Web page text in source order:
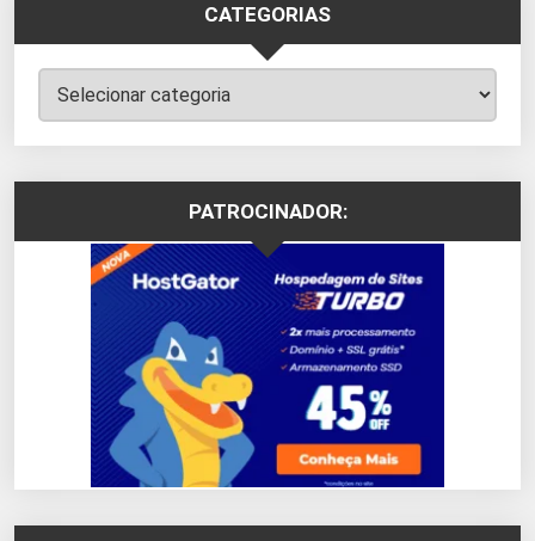
CATEGORIAS
Categorias
PATROCINADOR: